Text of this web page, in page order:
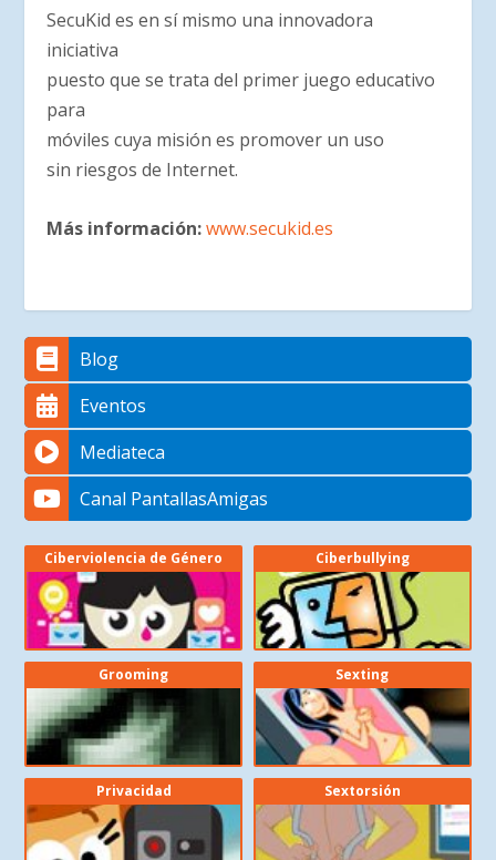
SecuKid es en sí mismo una innovadora
iniciativa
puesto que se trata del primer juego educativo
para
móviles cuya misión es promover un uso
sin riesgos de Internet.
Más información:www.secukid.es
Blog
Eventos
Mediateca
Canal PantallasAmigas
Ciberviolencia de Género Ciberbullying
Grooming Sexting
Privacidad Sextorsión